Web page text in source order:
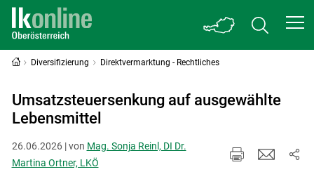
Diversifizierung Direktvermarktung - Rechtliches
Umsatzsteuersenkung auf ausgewählte
Lebensmittel
26.06.2026 | von Mag. Sonja Reinl, DI Dr.
Martina Ortner, LKÖ